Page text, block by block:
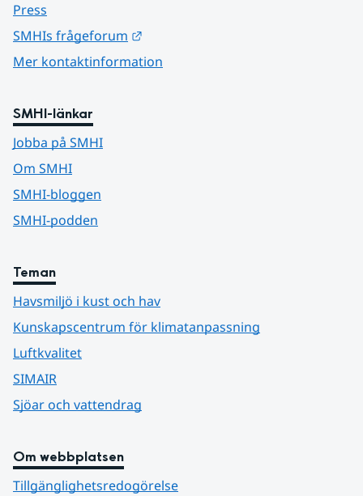
Press
SMHIs frågeforum
Mer kontaktinformation
SMHI-länkar
Jobba på SMHI
Om SMHI
SMHI-bloggen
SMHI-podden
Teman
Havsmiljö i kust och hav
Kunskapscentrum för klimatanpassning
Luftkvalitet
SIMAIR
Sjöar och vattendrag
Om webbplatsen
Tillgänglighetsredogörelse